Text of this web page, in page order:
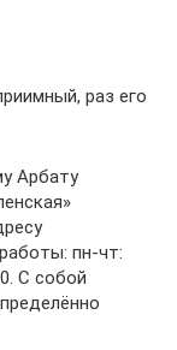
раз его
Арбату
пн-чт:
С собой